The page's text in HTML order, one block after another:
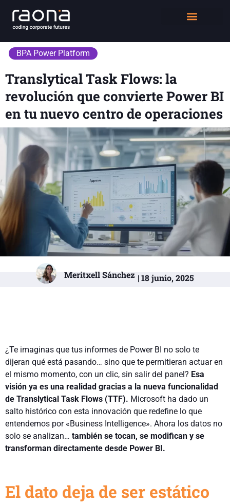
BPA Power Platform
Translytical Task Flows: la
revolución que convierte Power BI
en tu nuevo centro de operaciones
Meritxell Sánchez | 18 junio, 2025
¿Te imaginas que tus informes de Power BI no solo te
dijeran qué está pasando… sino que te permitieran actuar en
el mismo momento, con un clic, sin salir del panel? Esa
visión ya es una realidad gracias a la nueva funcionalidad
de Translytical Task Flows (TTF). Microsoft ha dado un
salto histórico con esta innovación que redefine lo que
entendemos por «Business Intelligence». Ahora los datos no
solo se analizan… también se tocan, se modifican y se
transforman directamente desde Power BI.
El dato deja de ser estático